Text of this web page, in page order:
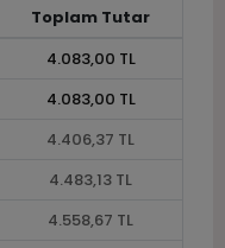
Toplam Tutar
4.083,00 TL
4.083,00 TL
4.406,37 TL
4.483,13 TL
4.558,67 TL